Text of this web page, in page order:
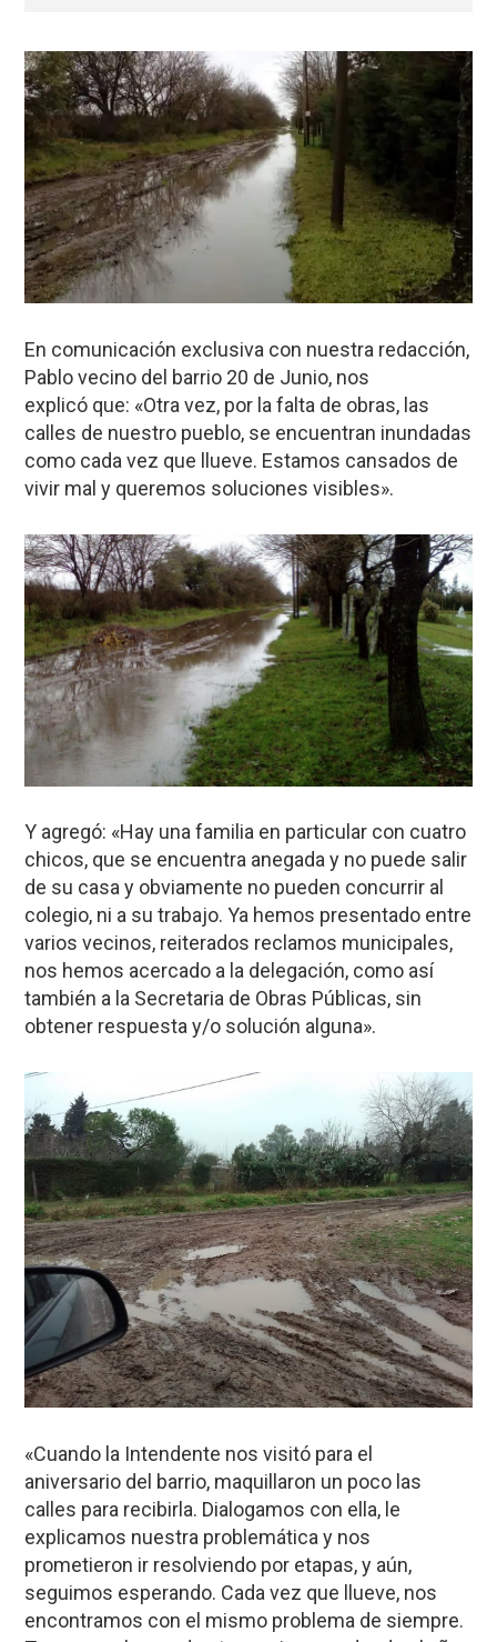
En comunicación exclusiva con nuestra redacción,
Pablo vecino del barrio 20 de Junio, nos
explicó que: «Otra vez, por la falta de obras, las
calles de nuestro pueblo, se encuentran inundadas
como cada vez que llueve. Estamos cansados de
vivir mal y queremos soluciones visibles».
Y agregó: «Hay una familia en particular con cuatro
chicos, que se encuentra anegada y no puede salir
de su casa y obviamente no pueden concurrir al
colegio, ni a su trabajo. Ya hemos presentado entre
varios vecinos, reiterados reclamos municipales,
nos hemos acercado a la delegación, como así
también a la Secretaria de Obras Públicas, sin
obtener respuesta y/o solución alguna».
«Cuando la Intendente nos visitó para el
aniversario del barrio, maquillaron un poco las
calles para recibirla. Dialogamos con ella, le
explicamos nuestra problemática y nos
prometieron ir resolviendo por etapas, y aún,
seguimos esperando. Cada vez que llueve, nos
encontramos con el mismo problema de siempre.